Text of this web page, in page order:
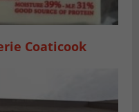
Coaticook